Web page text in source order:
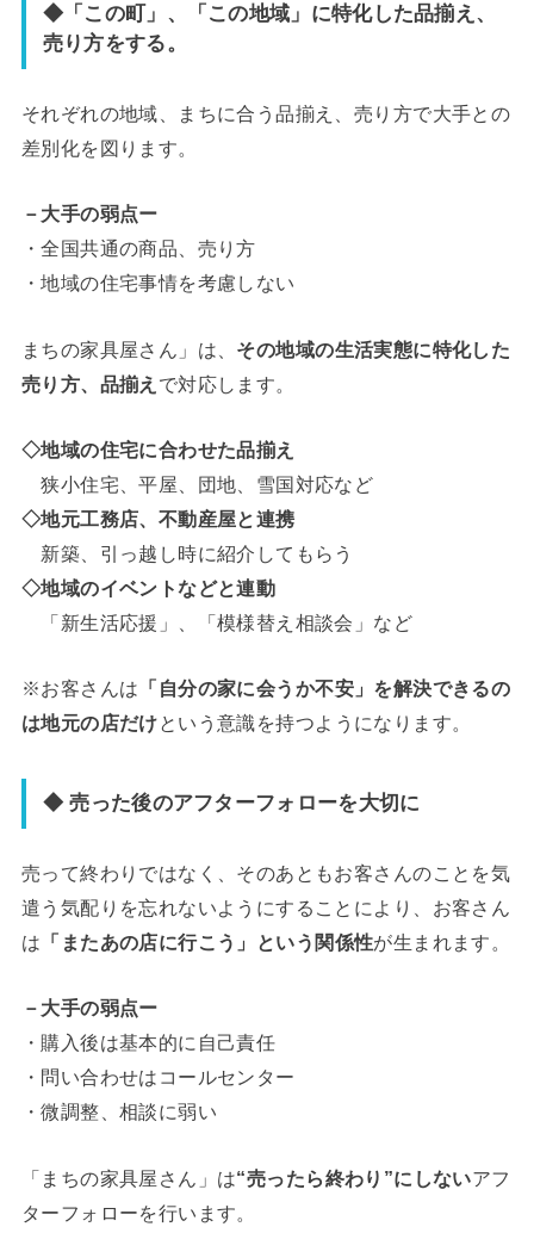
◆「この町」、「この地域」に特化した品揃え、
売り方をする。
それぞれの地域、まちに合う品揃え、売り方で大手との
差別化を図ります。
－大手の弱点ー
・全国共通の商品、売り方
・地域の住宅事情を考慮しない
まちの家具屋さん」は、 その地域の生活実態に特化した
売り方、品揃え で対応します。
◇地域の住宅に合わせた品揃え
狭小住宅、平屋、団地、雪国対応など
◇地元工務店、不動産屋と連携
新築、引っ越し時に紹介してもらう
◇地域のイベントなどと連動
「新生活応援」、「模様替え相談会」など
※お客さんは 「自分の家に会うか不安」を解決できるの
は地元の店だけという意識を持つようになります。
◆ 売った後のアフターフォローを大切に
売って終わりではなく、そのあともお客さんのことを気
遣う気配りを忘れないようにすることにより、お客さん
は 「またあの店に行こう」という関係性が生まれます。
－大手の弱点ー
・購入後は基本的に自己責任
・問い合わせはコールセンター
・微調整、相談に弱い
「まちの家具屋さん」は“売ったら終わり”にしないアフ
ターフォローを行います。